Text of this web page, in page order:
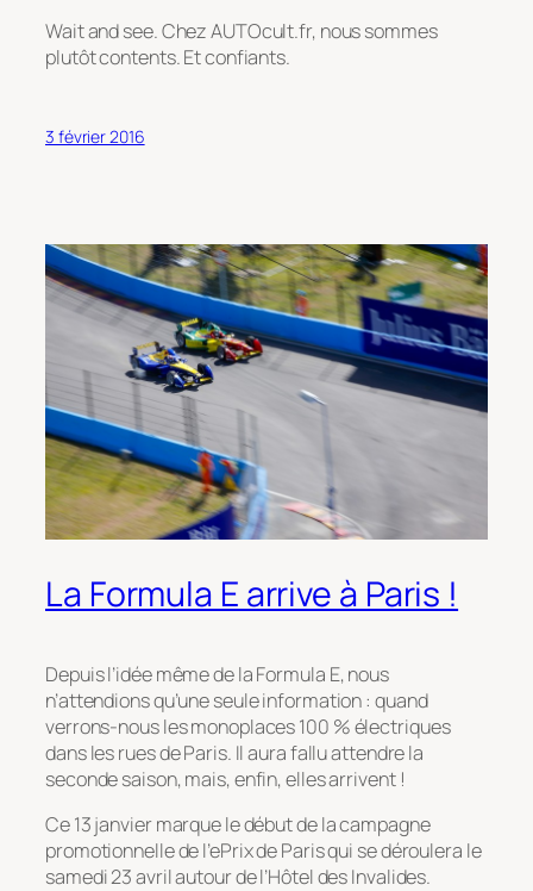
Wait and see. Chez AUTOcult.fr, nous sommes
plutôt contents. Et confiants.
3 février 2016
La Formula E arrive à Paris !
Depuis l’idée même de la Formula E, nous
n’attendions qu’une seule information : quand
verrons-nous les monoplaces 100 % électriques
dans les rues de Paris. Il aura fallu attendre la
seconde saison, mais, enfin, elles arrivent !
Ce 13 janvier marque le début de la campagne
promotionnelle de l’ePrix de Paris qui se déroulera le
samedi 23 avril autour de l’Hôtel des Invalides.